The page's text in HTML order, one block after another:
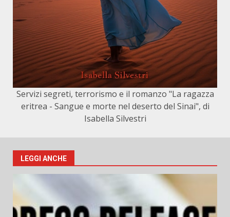
Servizi segreti, terrorismo e il romanzo "La ragazza
eritrea - Sangue e morte nel deserto del Sinai", di
Isabella Silvestri
LEGGI ANCHE